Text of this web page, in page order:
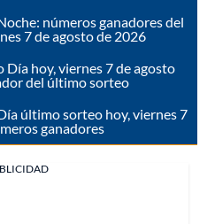
números ganadores del
7 de agosto de 2026
Día hoy, viernes 7 de agosto
del último sorteo
último sorteo hoy, viernes 7
ganadores